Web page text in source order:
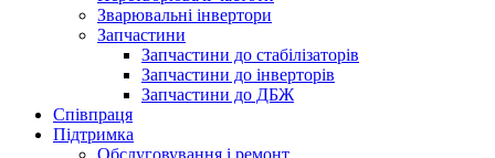
Зварювальні інвертори
Запчастини
Запчастини до стабілізаторів
Запчастини до інверторів
Запчастини до ДБЖ
Співпраця
Підтримка
Обслуговування і ремонт